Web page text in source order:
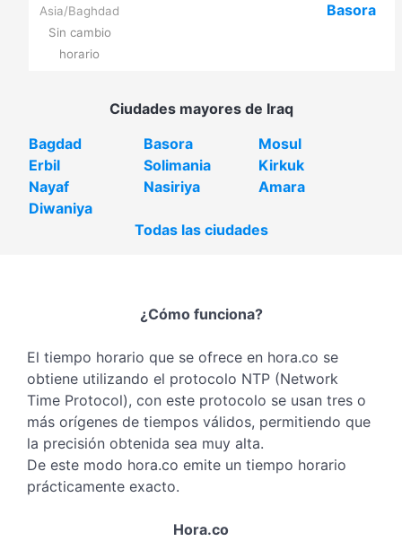
Asia/Baghdad
Sin cambio
horario
Basora
Ciudades mayores de Iraq
Bagdad
Basora
Mosul
Erbil
Solimania
Kirkuk
Nayaf
Nasiriya
Amara
Diwaniya
Todas las ciudades
¿Cómo funciona?
El tiempo horario que se ofrece en hora.co se
obtiene utilizando el protocolo NTP (Network
Time Protocol), con este protocolo se usan tres o
más orígenes de tiempos válidos, permitiendo que
la precisión obtenida sea muy alta.
De este modo hora.co emite un tiempo horario
prácticamente exacto.
Hora.co